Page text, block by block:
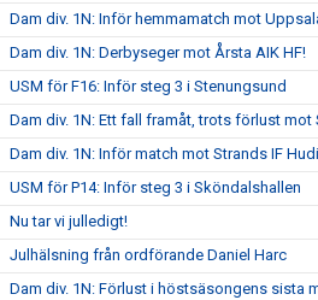
Dam div. 1N: Inför hemmamatch mot
Dam div. 1N: Derbyseger mot Årsta AIK HF!
USM för F16: Inför steg 3 i Stenungsund
Dam div. 1N: Ett fall framåt, trots förlust mot
Dam div. 1N: Inför match mot Strands IF
USM för P14: Inför steg 3 i Sköndalshallen
Nu tar vi julledigt!
Julhälsning från ordförande Daniel Harc
Dam div. 1N: Förlust i höstsäsongens sista